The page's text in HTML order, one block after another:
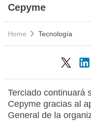
Cepyme
Home Tecnología
Terciado continuará
Cepyme gracias al
General de la